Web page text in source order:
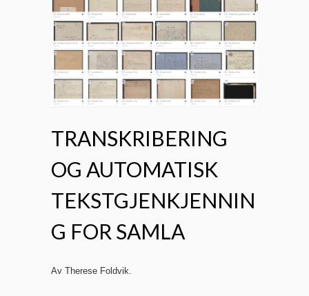
TRANSKRIBERING
OG AUTOMATISK
TEKSTGJENKJENNIN
G FOR SAMLA
Av Therese Foldvik.